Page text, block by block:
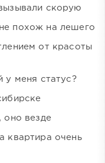
скорую
похож на лешего
от красоты
у меня статус?
оно везде
квартира очень